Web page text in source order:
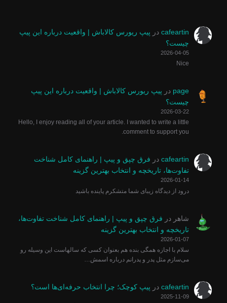
cafeartin در پیپ ریورس کالاباش | واقعیت درباره این پیپ
چیست؟
2026-04-05
Nice
page در پیپ ریورس کالاباش | واقعیت درباره این پیپ
چیست؟
2026-03-22
Hello, I enjoy reading all of your article. I wanted to write a little
comment to support you.
cafeartin در فرق چپق و پیپ | راهنمای کامل شناخت
تفاوت‌ها، تاریخچه و انتخاب بهترین گزینه
2026-01-14
درود از دیدگاه زیبای شما متشکرم پاینده باشید
شاهر در فرق چپق و پیپ | راهنمای کامل شناخت تفاوت‌ها،
تاریخچه و انتخاب بهترین گزینه
2026-01-07
سلام با اجازه همگی بنده هم بعنوان کسی که سالهاست این وسیله رو
می‌سازم مثل پدر و پدرانم درباره اسمش…
cafeartin در پیپ کوچک؛ چرا انتخاب حرفه‌ای‌ها است؟
2025-11-09